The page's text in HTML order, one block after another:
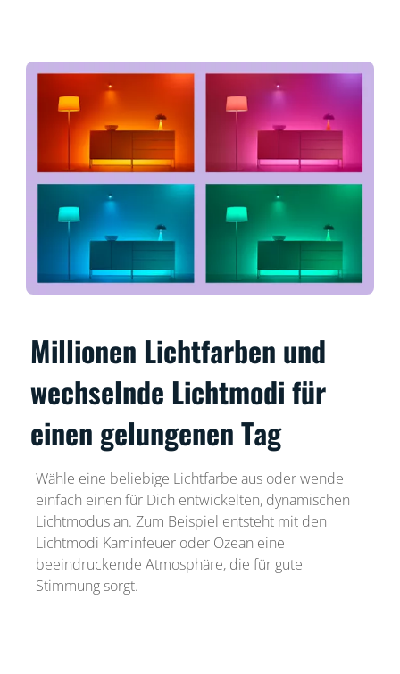
Millionen Lichtfarben und
wechselnde Lichtmodi für
einen gelungenen Tag
Wähle eine beliebige Lichtfarbe aus oder wende
einfach einen für Dich entwickelten, dynamischen
Lichtmodus an. Zum Beispiel entsteht mit den
Lichtmodi Kaminfeuer oder Ozean eine
beeindruckende Atmosphäre, die für gute
Stimmung sorgt.